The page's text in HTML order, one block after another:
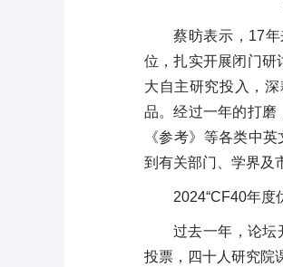
蔡昉表示，17
位，扎实开展闭门研
大自主研究投入，
品。经过一年的打磨
《参考》等各类中
到有关部门、学界及
2024“CF40年度
过去一年，论坛
投票，四十人研究院